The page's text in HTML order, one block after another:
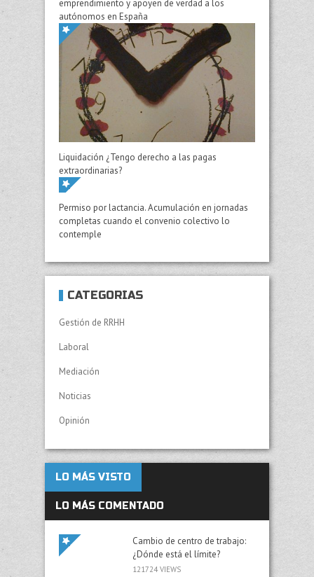
emprendimiento y apoyen de verdad a los
autónomos en España
Liquidación ¿Tengo derecho a las pagas
extraordinarias?
Permiso por lactancia. Acumulación en jornadas
completas cuando el convenio colectivo lo
contemple
CATEGORÍAS
Gestión de RRHH
Laboral
Mediación
Noticias
Opinión
LO MÁS VISTO
LO MÁS COMENTADO
Cambio de centro de trabajo:
¿Dónde está el límite?
121724 VIEWS